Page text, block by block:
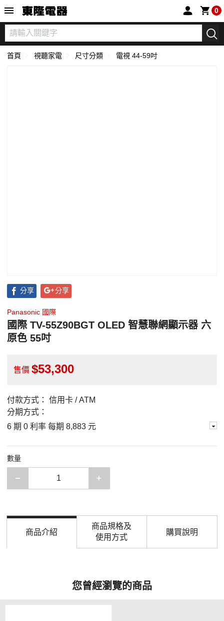
0
首頁 視聽家電 尺寸分類 電視 44-59吋
分享 分享
Panasonic 國際
國際 TV-55Z90BGT OLED 智慧聯網顯示器 六
原色 55吋
售價 53,300
付款方式：
信用卡 / ATM
分期方式：
6 期 0 利率 每期 8,883 元
數量
減少一項
商品介紹
商品規格及
使用方式
購買說明
您曾經瀏覽的商品